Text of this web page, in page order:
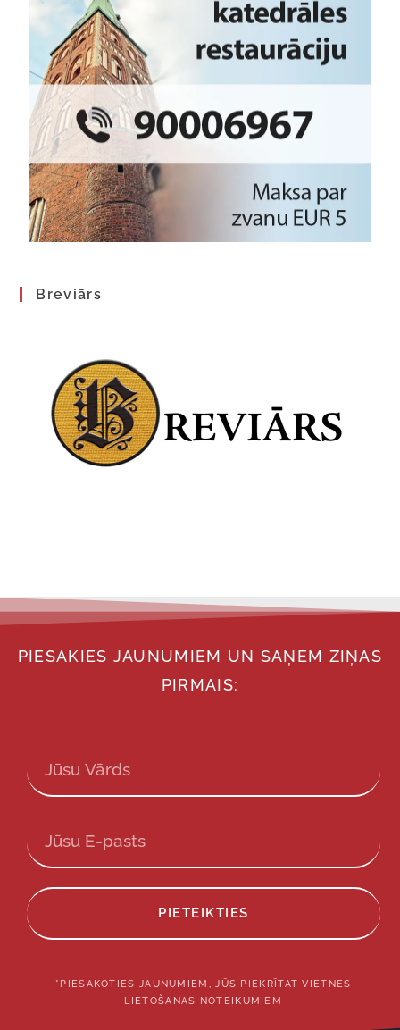
Breviārs
PIESAKIES JAUNUMIEM UN SAŅEM ZIŅAS
PIRMAIS:
PIETEIKTIES
*PIESAKOTIES JAUNUMIEM, JŪS PIEKRĪTAT VIETNES
LIETOŠANAS NOTEIKUMIEM